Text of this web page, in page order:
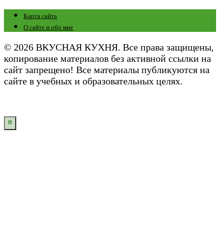
Карта сайта
О сайте и обо мне
© 2026 ВКУСНАЯ КУХНЯ. Все права защищены,
копирование материалов без активной ссылки на
сайт запрещено! Все материалы публикуются на
сайте в учебных и образовательных целях.